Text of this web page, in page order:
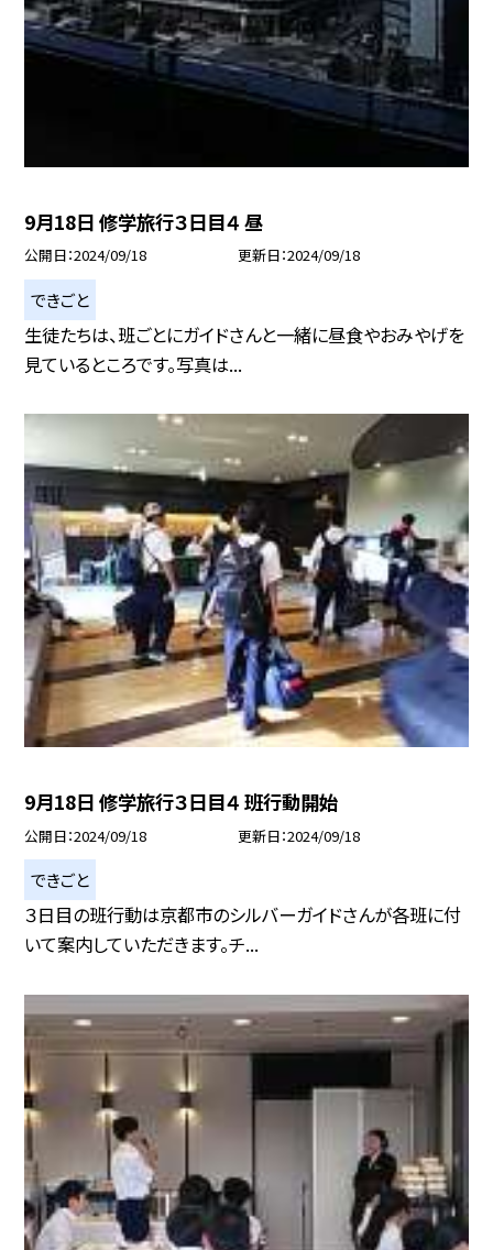
9月18日 修学旅行３日目４ 昼
公開日 2024/09/18 更新日 2024/09/18
できごと
生徒たちは、班ごとにガイドさんと一緒に昼食やおみやげを
見ているところです。写真は...
9月18日 修学旅行３日目４ 班行動開始
公開日 2024/09/18 更新日 2024/09/18
できごと
３日目の班行動は京都市のシルバーガイドさんが各班に付
いて案内していただきます。チ...